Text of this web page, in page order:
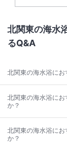
北関東の海水
るQ&A
北関東の海水浴に
北関東の海水浴に
か？
北関東の海水浴に
か？